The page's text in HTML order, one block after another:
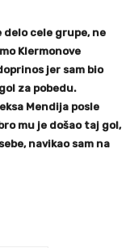
delo cele grupe, ne
Klermonove
jer sam bio
za pobedu.
Mendija posle
mu je došao taj gol,
navikao sam na